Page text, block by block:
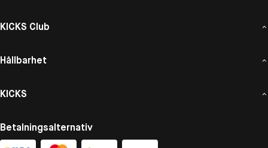
KICKS Club
Hållbarhet
KICKS
Betalningsalternativ